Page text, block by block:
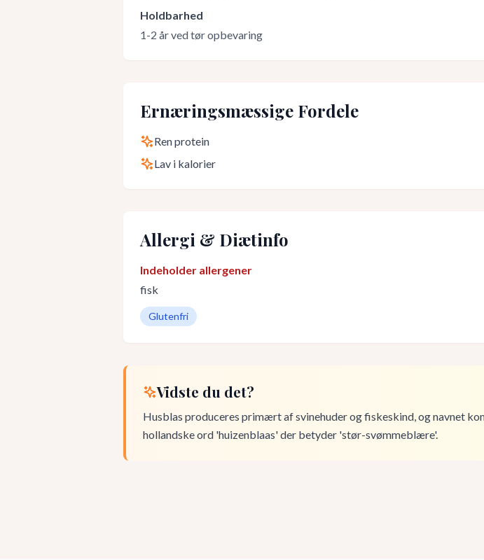
Holdbarhed
1-2 år ved tør opbevaring
Ernæringsmæssige Fordele
Ren protein
Lav i kalorier
Allergi & Diætinfo
Indeholder allergener
fisk
Glutenfri
Vidste du det?
Husblas produceres primært af svinehuder og fiskeskind, og navnet
hollandske ord 'huizenblaas' der betyder 'stør-svømmeblære'.